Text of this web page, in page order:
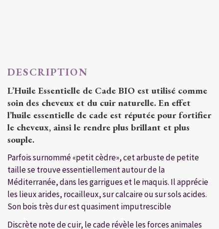
DESCRIPTION
L’Huile Essentielle de Cade BIO est utilisé comme
soin des cheveux et du cuir naturelle. En effet
l’huile essentielle de cade est réputée pour fortifier
le cheveux, ainsi le rendre plus brillant et plus
souple.
Parfois surnommé «petit cèdre», cet arbuste de petite
taille se trouve essentiellement autour de la
Méditerranée, dans les garrigues et le maquis. Il apprécie
les lieux arides, rocailleux, sur calcaire ou sur sols acides.
Son bois très dur est quasiment imputrescible
Discrète note de cuir, le cade révèle les forces animales